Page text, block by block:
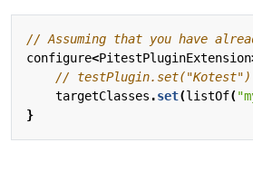
configure<PitestPluginExtension
targetClasses .set(listOf(
}